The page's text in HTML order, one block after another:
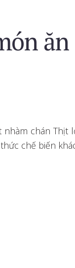
chán Thịt
chế biến